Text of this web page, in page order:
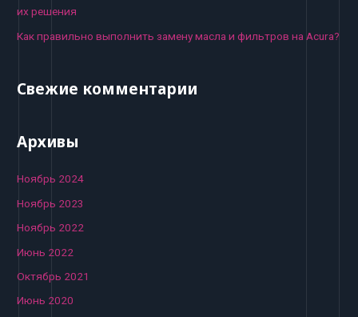
их решения
Как правильно выполнить замену масла и фильтров на Acura?
Свежие комментарии
Архивы
Ноябрь 2024
Ноябрь 2023
Ноябрь 2022
Июнь 2022
Октябрь 2021
Июнь 2020